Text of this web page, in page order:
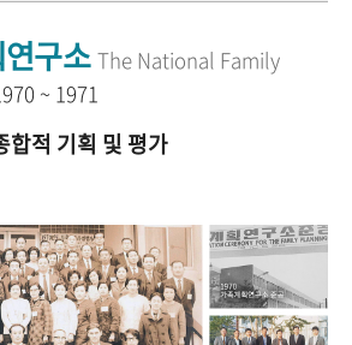
구소 The National Family
~ 1971
합적 기획 및 평가